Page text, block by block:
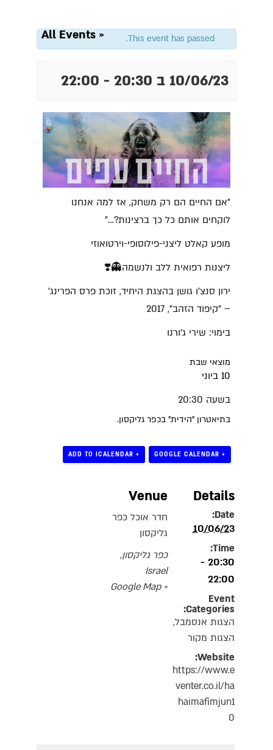
« All Events This event has passed.
10/06/23 ב 20:30 -
22:00
"אם החיים הם רק משחק, אז למה אנחנו
לוקחים אותם כל כך ברצינות?…"
מופע קאלט ליצני-פילוסופי-וירטואוזי
ליצנות רפואית ללב ולנשמה👻❣️
ירון סנצ'ו גושן בהצגת היחיד, זוכת פרס הפרינג'
– "קיפוד הזהב", 2017
בימוי: שירי ג'ורנו
מוצאי שבת
10 ביוני
בשעה 20:30
בתיאטרון "הידית" בכפר גליקסון.
+ GOOGLE CALENDAR
+ ADD TO ICALENDAR
Details
Date:
10/06/23
Time:
20:30 -
22:00
Event
Categories:
הצגות אנסמבל,
הצגות מקור
Website:
https://www.e
venter.co.il/ha
haimafimjun1
0
Venue
חדר אוכל כפר
גליקסון
כפר גליקסון,
Israel
+ Google Map